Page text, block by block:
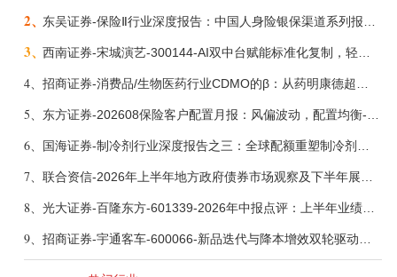
2、
3、
4、
5、
6、
7、
8、 光大证券-百隆东方-601339-2026年中报点评：上半年业绩表现高增，国内外产能均有亮眼表现-260807
9、